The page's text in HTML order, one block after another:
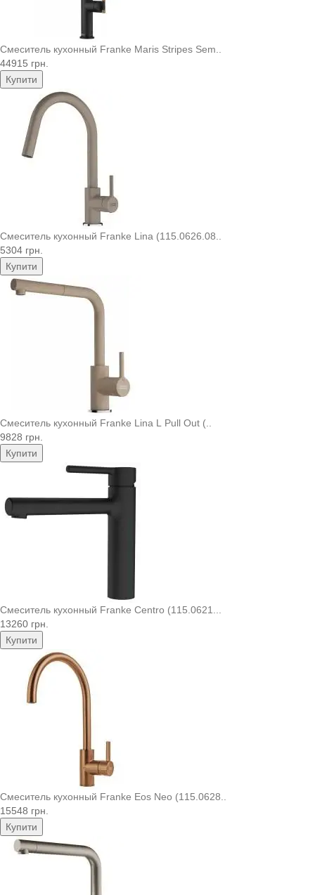
Смеситель кухонный Franke Maris Stripes Sem..
44915 грн.
Купити
Смеситель кухонный Franke Lina (115.0626.08..
5304 грн.
Купити
Смеситель кухонный Franke Lina L Pull Out (..
9828 грн.
Купити
Смеситель кухонный Franke Centro (115.0621...
13260 грн.
Купити
Смеситель кухонный Franke Eos Neo (115.0628..
15548 грн.
Купити